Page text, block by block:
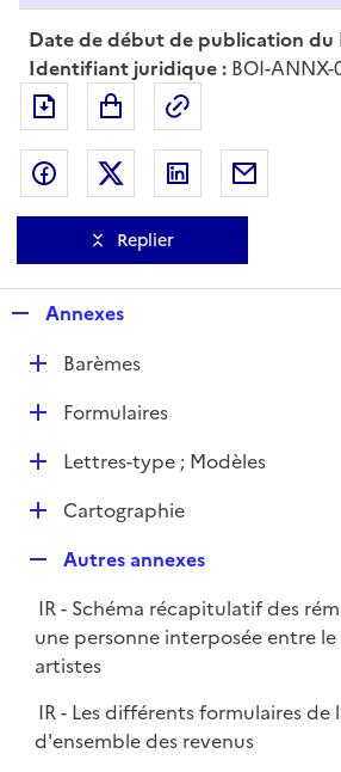
Date de début de publication du
Identifiant juridique : BOI-
Exporter le document au
Partager sur Facebook
Partager sur Twitter
Partager sur
Replier
p
l
i
e
Annexes
DBarèmes
DFormulaires
D
e
r
Lettres-type ; Modèles
D
p
l
i
e
r
Cartographie
p
l
i
e
Autres annexes
IR - Schéma récapitulatif des
une personne interposée entre
artistes
IR - Les différents formulaires de
d'ensemble des revenus